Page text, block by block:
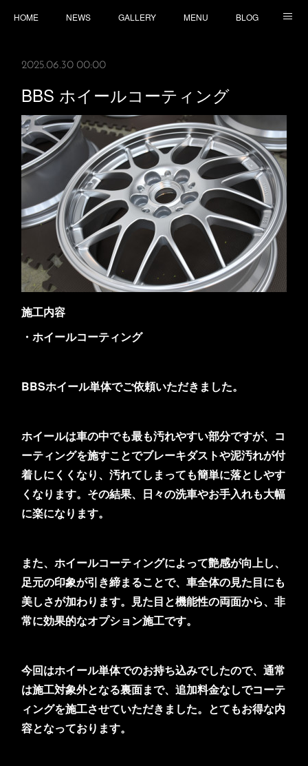
HOME NEWS GALLERY MENU BLOG
2025.06.30 00:00
BBS ホイールコーティング
施工内容
・ホイールコーティング
BBSホイール単体でご依頼いただきました。
ホイールは車の中でも最も汚れやすい部分ですが、コ
ーティングを施すことでブレーキダストや泥汚れが付
着しにくくなり、汚れてしまっても簡単に落としやす
くなります。その結果、日々の洗車やお手入れも大幅
に楽になります。
また、ホイールコーティングによって艶感が向上し、
足元の印象が引き締まることで、車全体の見た目にも
美しさが加わります。見た目と機能性の両面から、非
常に効果的なオプション施工です。
今回はホイール単体でのお持ち込みでしたので、通常
は施工対象外となる裏面まで、追加料金なしでコーテ
ィングを施工させていただきました。とてもお得な内
容となっております。